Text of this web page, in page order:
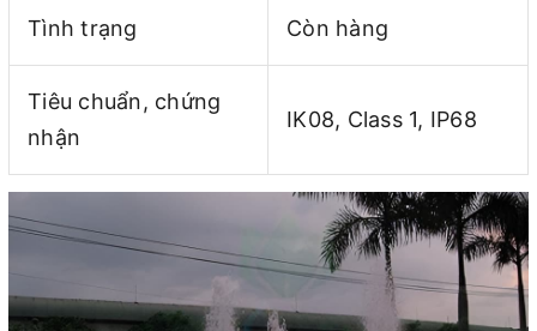
Tình trạng Còn hàng
Tiêu chuẩn, chứng
nhận
IK08, Class 1, IP68